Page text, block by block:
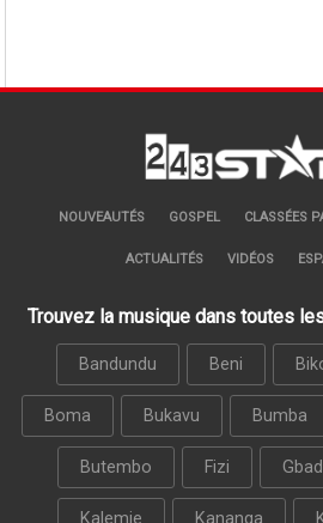
NOUVEAUTÉS GOSPEL CLASSÉES
ACTUALITÉS VIDÉOS
Trouvez la musique dans toutes
Bandundu Beni
Boma Bukavu Bumba
Butembo Fizi